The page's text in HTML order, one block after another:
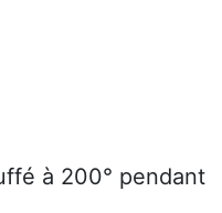
à 200° pendant